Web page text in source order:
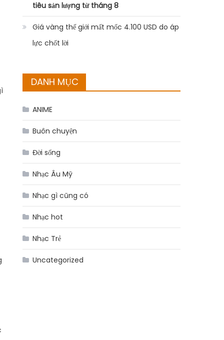
tiêu sản lượng từ tháng 8
Giá vàng thế giới mất mốc 4.100 USD do áp
lực chốt lời
DANH MỤC
ANIME
Buôn chuyện
Đời sống
Nhạc Âu Mỹ
Nhạc gì cũng có
Nhạc hot
Nhạc Trẻ
Uncategorized